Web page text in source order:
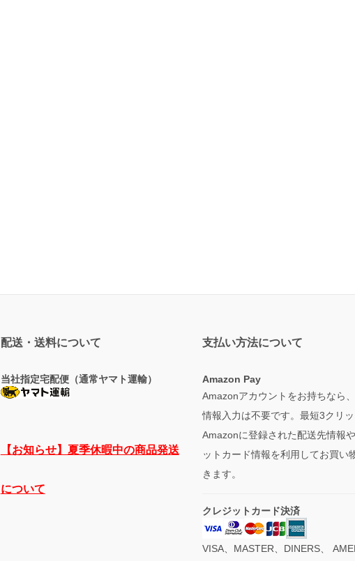
配送・送料について
当社指定宅配便（通常ヤマト運輸）
【お知らせ】夏季休暇中の商品発送
について
支払い方法について
Amazon Pay
Amazonアカウントをお持ちなら
情報入力は不要です。最短3クリ
Amazonに登録された配送先情報
ットカード情報を利用してお買い
きます。
クレジットカード決済
VISA、MASTER、DINERS、